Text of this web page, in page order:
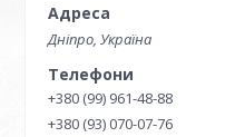
Дніпро, Україна
+380 (99) 961-48-88
+380 (93) 070-07-76